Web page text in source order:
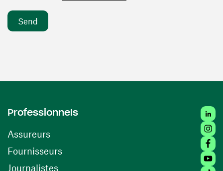
Professionnels
Assureurs
Fournisseurs(opens in a new window)
Journalistes